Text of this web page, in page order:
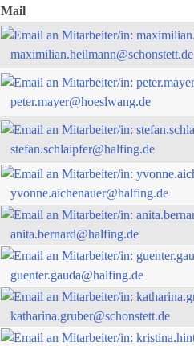
Mail
maximilian.heilmann@schonstett.de
peter.mayer@hoeslwang.de
stefan.schlaipfer@halfing.de
yvonne.aichenauer@halfing.de
anita.bernard@halfing.de
guenter.gauda@halfing.de
katharina.gruber@schonstett.de